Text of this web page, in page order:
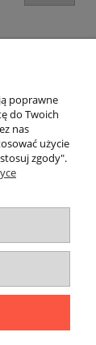
8:00-
poprawne
do Twoich
nas
użycie
zgody".